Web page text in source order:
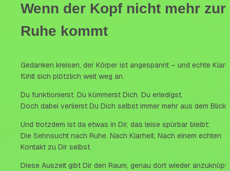
Wenn der Kopf nicht mehr zur
Ruhe kommt
Gedanken kreisen, der Körper ist angespannt – und echte
fühlt sich plötzlich weit weg an.
Du funktionierst. Du kümmerst Dich. Du erledigst.
Doch dabei verlierst Du Dich selbst immer mehr aus dem Blick.
Und trotzdem ist da etwas in Dir, das leise spürbar bleibt:
Die Sehnsucht nach Ruhe. Nach Klarheit. Nach einem echten
Kontakt zu Dir selbst.
Diese Auszeit gibt Dir den Raum, genau dort wieder